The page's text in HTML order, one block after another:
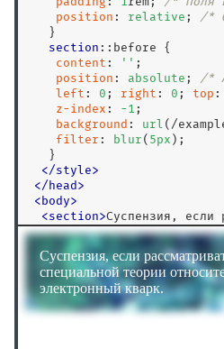
position : relative ; /*
   }
section : :before {
content : '' ;
position : absolute ; /*
left : 0 ; right : 0 ; top :
z-index : -1 ;
background : url (/
filter : blur ( 5px );
   }
</style>
</ head >
< body>
<section>Суспензия, если
специальной теории
/html>